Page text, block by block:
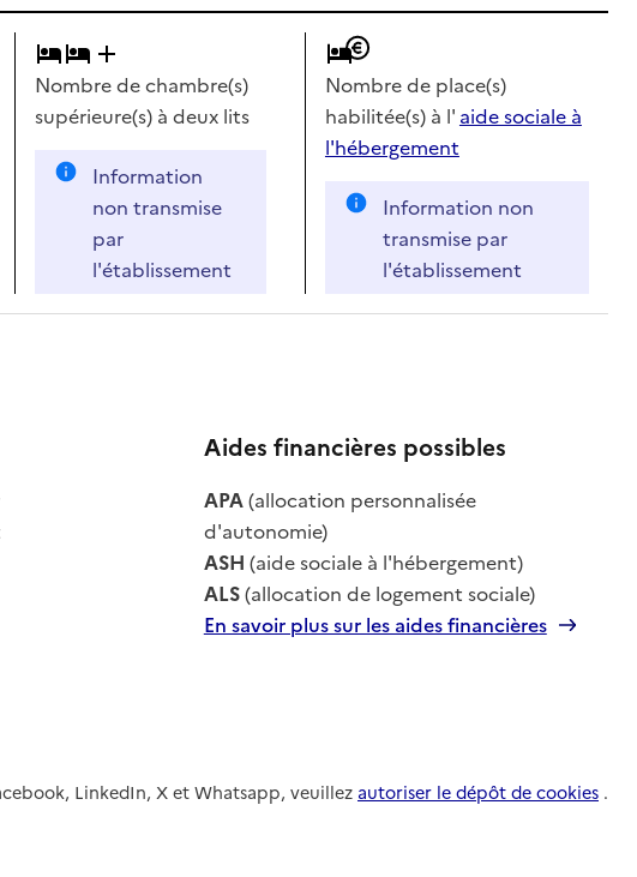
Nombre de chambre(s)
supérieure(s) à deux lits
Information
non transmise
par
l'établissement
Nombre de place(s)
habilitée(s) à l' aide sociale à
l'hébergement
Information non
transmise par
l'établissement
disponible
disponible
Aides financières possibles
APA(allocation personnalisée
d'autonomie)
ASH (aide sociale à l'hébergement)
ALS(allocation de logement sociale)
En savoir plus sur les aides financières
LinkedIn, X et Whatsapp, veuillez autoriser le dépôt de cookies .